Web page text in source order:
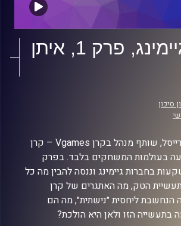
סדרת גיימינג, פרק 1, איתן
סיכון
מארחים את איתן רייסל, שותף מנהל בקרן Vgames – קרן
בעולמות המשחקים בלבד. בפרק
בחברות גיימינג וננסה להבין מה כל
הטק, מה האתגרים של קרן
ליחסית ״נישתית״, מה הם
בתעשייה הזו ולאן היא הולכת?